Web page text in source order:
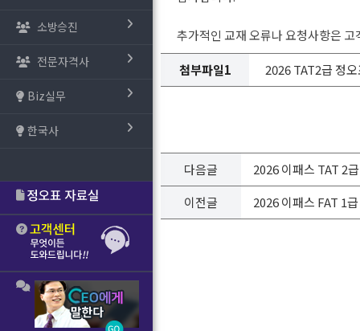
소방승진
전문자격사
Biz실무
한국사
추가적인 교재 오류나 요청사항은
첨부파일1 2026 TAT2급 정
다음글
2026 이패스 TAT 2
이전글
2026 이패스 FAT 1